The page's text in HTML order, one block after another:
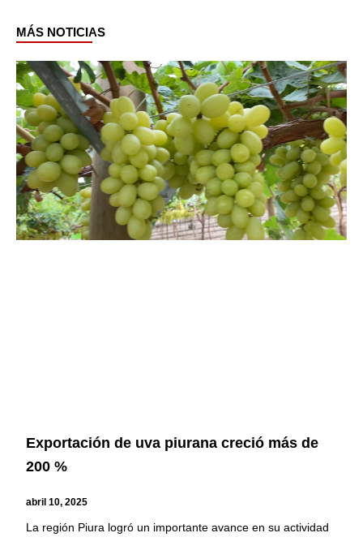
MÁS NOTICIAS
Exportación de uva piurana creció más de
200 %
abril 10, 2025
La región Piura logró un importante avance en su actividad
Page PagePagePagePagePage Page